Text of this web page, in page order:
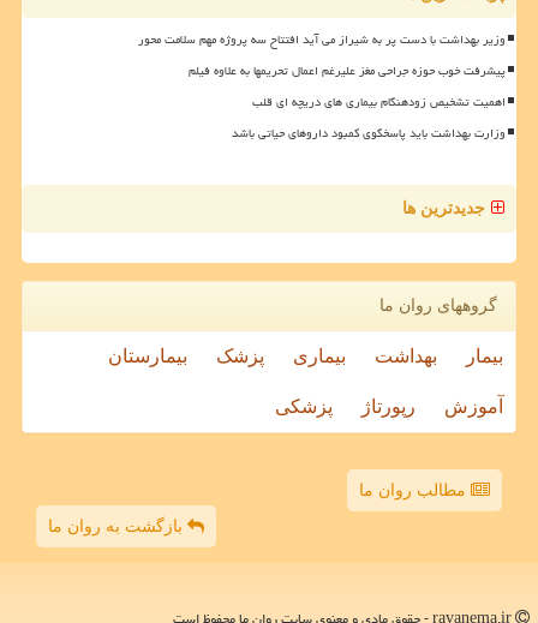
وزیر بهداشت با دست پر به شیراز می آید افتتاح سه پروژه مهم سلامت محور
پیشرفت خوب حوزه جراحی مغز علیرغم اعمال تحریمها به علاوه فیلم
اهمیت تشخیص زودهنگام بیماری های دریچه ای قلب
وزارت بهداشت باید پاسخگوی کمبود داروهای حیاتی باشد
جدیدترین ها
گروههای روان ما
بیمار بهداشت بیماری پزشک بیمارستان
آموزش رپورتاژ پزشکی
مطالب روان ما
بازگشت به روان ما